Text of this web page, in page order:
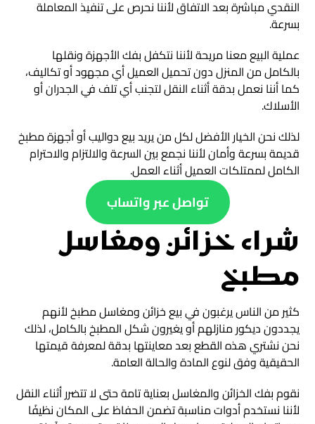
النقدي مباشرة بعد الاتفاق لأننا نحرص على تنفيذ المعاملة
بسرعة.
عملية البيع معنا مريحة لأننا نتكفل بفك الأجهزة ونقلها
بالكامل من المنزل دون تحميل العميل أي مجهود أو تكاليف،
كما أننا نعمل بدقة أثناء النقل لتجنب أي تلف في الجدران أو
الأسلاك.
لذلك نحن الخيار الأفضل لكل من يريد بيع دواليب أو أجهزة مطبخ
قديمة بسرعة وأمان لأننا نجمع بين السرعة والالتزام والاحترام
الكامل لممتلكات العميل أثناء العمل.
تواصل عبر واتساب
شراء خزائن ومغاسل
مطبخ
كثير من الناس يرغبون في بيع خزائن ومغاسل مطبخ لأنهم
يجددون ديكور منازلهم أو يغيرون شكل المطبخ بالكامل، لذلك
نحن نشتري هذه القطع بعد معاينتها بدقة لمعرفة قيمتها
الحقيقية وفق لنوع المادة والحالة العامة.
نقوم بفك الخزائن والمغاسل بعناية تامة حتى لا تتضرر أثناء النقل
لأننا نستخدم أدوات مناسبة تضمن الحفاظ على المكان نظيفًا